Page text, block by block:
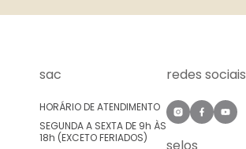
sac
HORÁRIO DE ATENDIMENTO
SEGUNDA A SEXTA DE 9h ÀS
18h (EXCETO FERIADOS)
redes sociais